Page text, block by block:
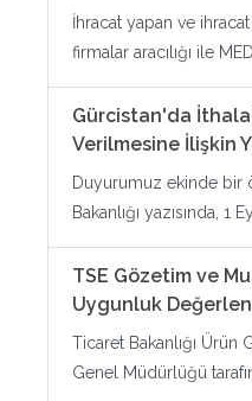
İhracat yapan ve
firmalar aracılığı ile
Gürcistan'da
Verilmesine İlişkin
Duyurumuz ekinde bir
Bakanlığı yazısında, 1
TSE Gözetim ve
Uygunluk
Ticaret Bakanlığı Ürün
Genel Müdürlüğü